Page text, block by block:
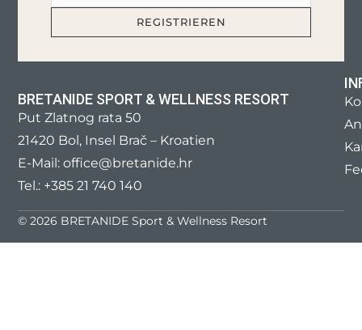
BRETANIDE SPORT & WELLNESS RESORT
Put Zlatnog rata 50
21420 Bol, Insel Brač – Kroatien
E-Mail:office@bretanide.hr
Tel.: +385 21 740 140
© 2026 BRETANIDE Sport & Wellness Resort